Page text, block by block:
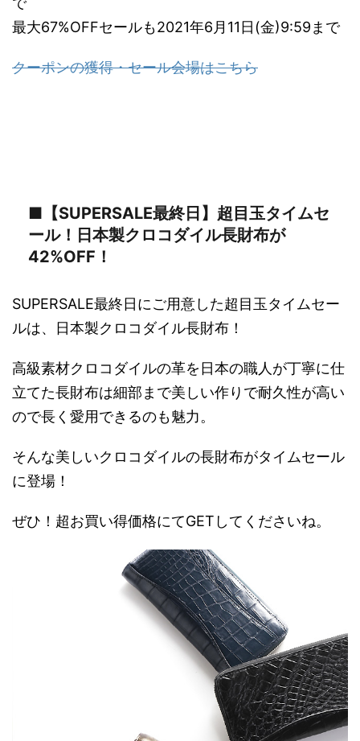
最大67%OFFセールも2021年6月11日(金)9:59まで
クーポンの獲得・セール会場はこちら
■【SUPERSALE最終日】超目玉タイムセ
ール！日本製クロコダイル長財布が
42%OFF！
SUPERSALE最終日にご用意した超目玉タイムセー
ルは、日本製クロコダイル長財布！
高級素材クロコダイルの革を日本の職人が丁寧に仕
立てた長財布は細部まで美しい作りで耐久性が高い
ので長く愛用できるのも魅力。
そんな美しいクロコダイルの長財布がタイムセール
に登場！
ぜひ！超お買い得価格にてGETしてくださいね。